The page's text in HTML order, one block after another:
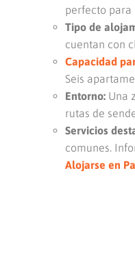
perfecto para
Tipo de
cuentan con
Capacidad
Seis
Entorno: Una
rutas de
Servicios
comunes.
Alojarse en